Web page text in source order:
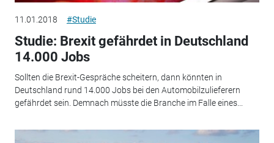
11.01.2018 #Studie
Studie: Brexit gefährdet in Deutschland
14.000 Jobs
Sollten die Brexit-Gespräche scheitern, dann könnten in
Deutschland rund 14.000 Jobs bei den Automobilzulieferern
gefährdet sein. Demnach müsste die Branche im Falle eines...